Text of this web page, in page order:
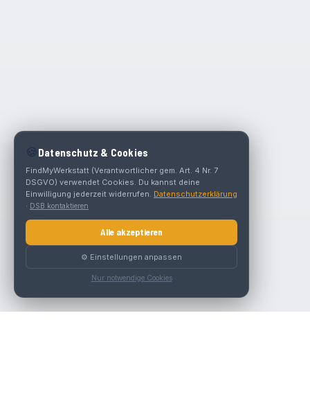
🍪 Datenschutz & Cookies
FindMyWerkstatt (Verantwortlicher gem. Art. 4 Nr. 7
DSGVO) verwendet Cookies. Du kannst deine
Einwilligung jederzeit widerrufen. Datenschutzerklärung
· DSB kontaktieren
Alle akzeptieren
⚙️ Einstellungen anpassen
Nur notwendige Cookies